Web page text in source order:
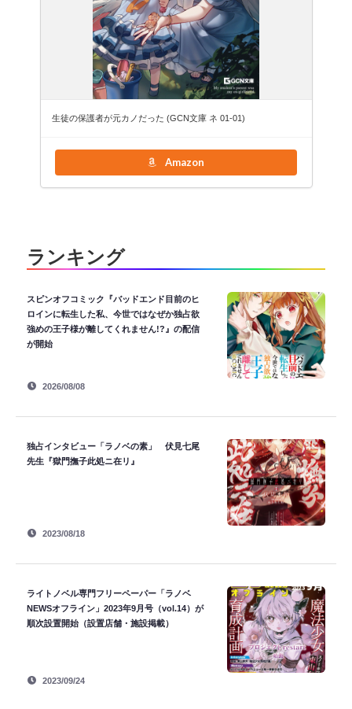
生徒の保護者が元カノだった (GCN文庫 ネ 01-01)
Amazon
ランキング
スピンオフコミック『バッドエンド目前のヒ
ロインに転生した私、今世ではなぜか独占欲
強めの王子様が離してくれません!?』の配信
が開始
2026/08/08
独占インタビュー「ラノベの素」 伏見七尾
先生『獄門撫子此処ニ在リ』
2023/08/18
ライトノベル専門フリーペーパー「ラノベ
NEWSオフライン」2023年9月号（vol.14）が
順次設置開始（設置店舗・施設掲載）
2023/09/24